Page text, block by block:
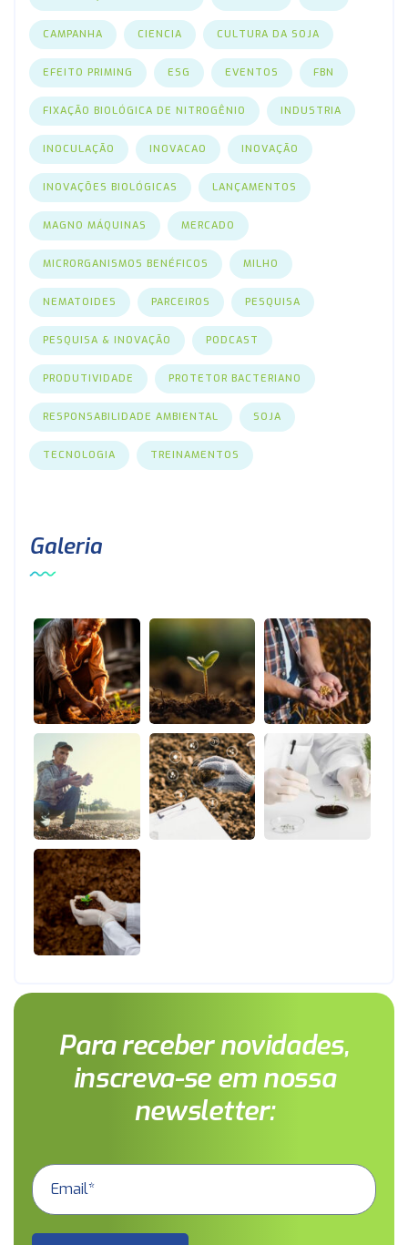
CAMPANHA CIENCIA CULTURA DA SOJA
EFEITO PRIMING ESG EVENTOS FBN
FIXAÇÃO BIOLÓGICA DE NITROGÊNIO INDUSTRIA
INOCULAÇÃO INOVACAO INOVAÇÃO
INOVAÇÕES BIOLÓGICAS LANÇAMENTOS
MAGNO MÁQUINAS MERCADO
MICRORGANISMOS BENÉFICOS MILHO
NEMATOIDES PARCEIROS PESQUISA
PESQUISA & INOVAÇÃO PODCAST
PRODUTIVIDADE PROTETOR BACTERIANO
RESPONSABILIDADE AMBIENTAL SOJA
TECNOLOGIA TREINAMENTOS
Galeria
Para receber novidades,
inscreva-se em nossa
newsletter: